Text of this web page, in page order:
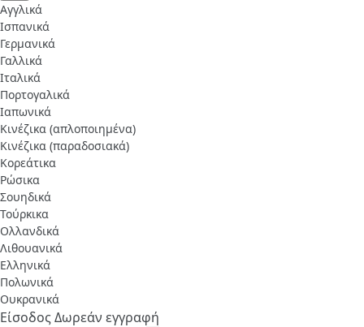
Αγγλικά
Ισπανικά
Γερμανικά
Γαλλικά
Ιταλικά
Πορτογαλικά
Ιαπωνικά
Κινέζικα (απλοποιημένα)
Κινέζικα (παραδοσιακά)
Κορεάτικα
Ρώσικα
Σουηδικά
Τούρκικα
Ολλανδικά
Λιθουανικά
Ελληνικά
Πολωνικά
Ουκρανικά
ΕίσοδοςΔωρεάν εγγραφή